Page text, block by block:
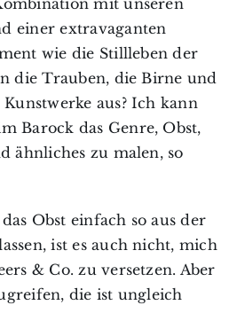
mit unseren
einer extravaganten
wie die Stillleben der
die Trauben, die Birne und
aus? Ich kann
Barock das Genre, Obst,
ähnliches zu malen, so
Obst einfach so aus der
ist es auch nicht, mich
& Co. zu versetzen. Aber
die ist ungleich